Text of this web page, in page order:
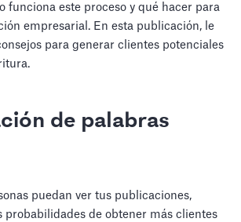
funciona este proceso y qué hacer para
empresarial. En esta publicación, le
para generar clientes potenciales
de palabras
puedan ver tus publicaciones,
probabilidades de obtener más clientes